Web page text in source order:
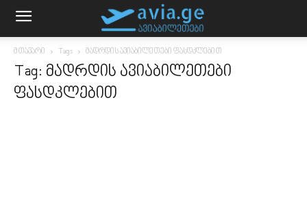
მთავარი Tags მადრდის ავიაბილეთები ფასდკლებით
Tag: მადრდის ავიაბილეთები
ფასდკლებით